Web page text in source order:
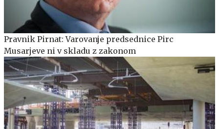
Pravnik Pirnat: Varovanje predsednice Pirc
Musarjeve ni v skladu z zakonom